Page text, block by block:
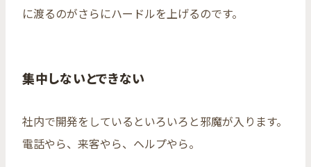
に渡るのがさらにハードルを上げるのです。
集中しないとできない
社内で開発をしているといろいろと邪魔が入ります。
電話やら、来客やら、ヘルプやら。